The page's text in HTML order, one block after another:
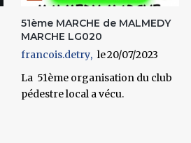
51ème MARCHE de MALMEDY
MARCHE LG020
francois.detry
20/07/2023
La 51ème organisation du club
pédestre local a vécu.